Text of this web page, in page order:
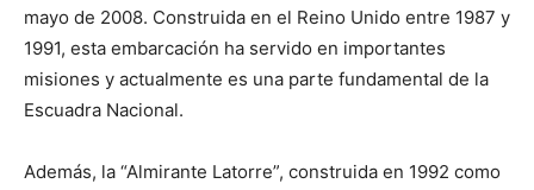
mayo de 2008. Construida en el Reino Unido entre 1987 y
1991, esta embarcación ha servido en importantes
misiones y actualmente es una parte fundamental de la
Escuadra Nacional.
Además, la “Almirante Latorre”, construida en 1992 como